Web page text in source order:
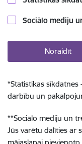
Sociālo mediju
Noraidīt
*Statistikas sīkdatnes
darbību un
**Sociālo mediju un
Jūs varētu dalīties ar